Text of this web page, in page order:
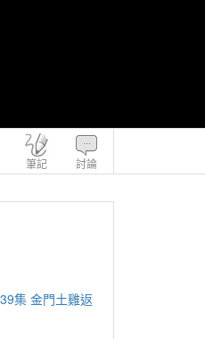
筆記 討論
集 金門土雞返